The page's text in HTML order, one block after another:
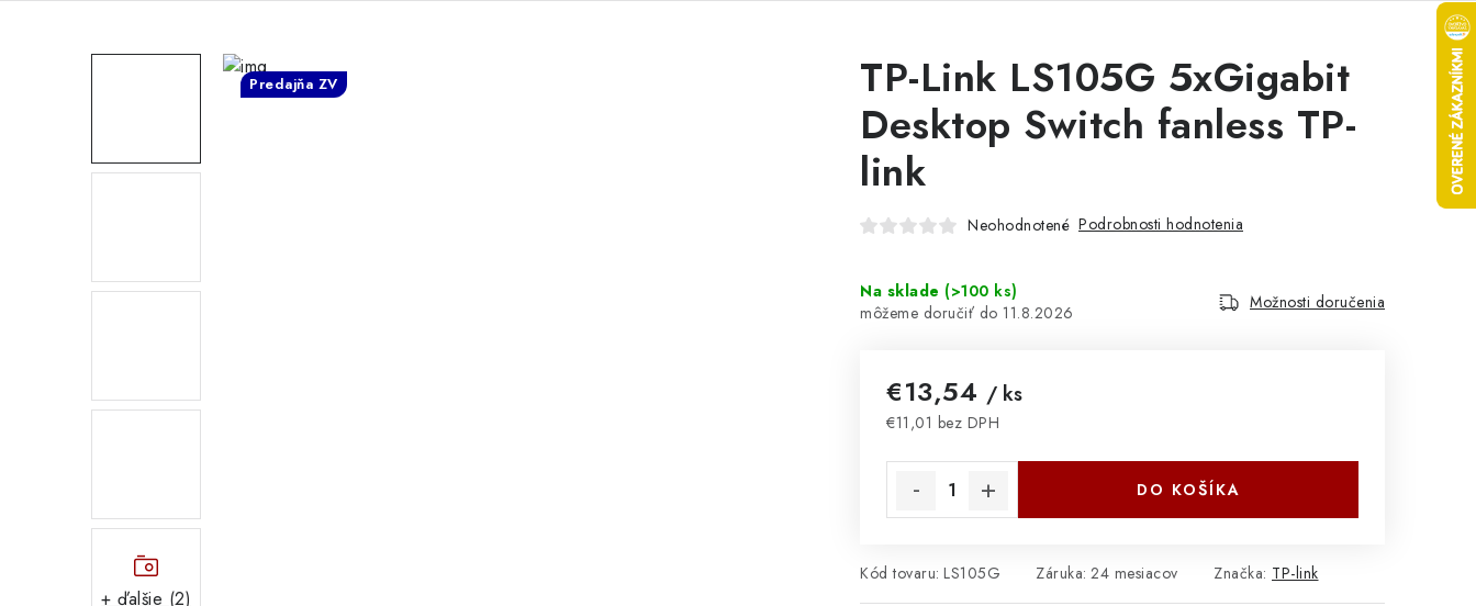
+ ďalšie (2)
TP-Link LS105G 5xGigabit
Desktop Switch fanless TP-
link
Neohodnotené Podrobnosti hodnotenia
Na sklade (>100 ks)
11.8.2026
Možnosti doručenia
€13,54 / ks
€11,01 bez DPH
DO KOŠÍKA
Kód tovaru: LS105G Záruka: 24 mesiacov Značka: TP-link
Predajňa ZV